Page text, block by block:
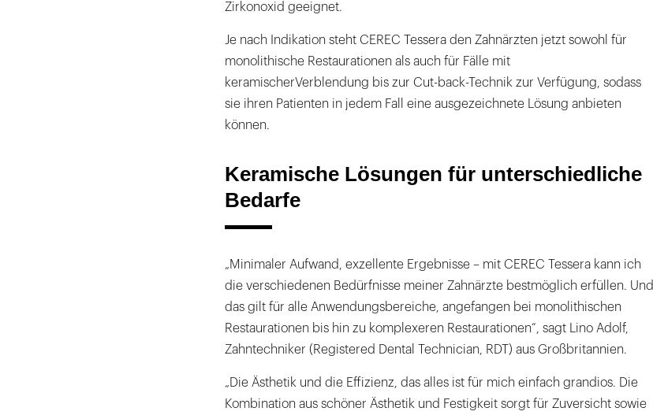
Zirkonoxid geeignet.
Je nach Indikation steht CEREC Tessera den Zahnärzten jetzt sowohl für
monolithische Restaurationen als auch für Fälle mit
keramischerVerblendung bis zur Cut-back-Technik zur Verfügung, sodass
sie ihren Patienten in jedem Fall eine ausgezeichnete Lösung anbieten
können.
Keramische Lösungen für unterschiedliche
Bedarfe
„Minimaler Aufwand, exzellente Ergebnisse – mit CEREC Tessera kann ich
die verschiedenen Bedürfnisse meiner Zahnärzte bestmöglich erfüllen. Und
das gilt für alle Anwendungsbereiche, angefangen bei monolithischen
Restaurationen bis hin zu komplexeren Restaurationen“, sagt Lino Adolf,
Zahntechniker (Registered Dental Technician, RDT) aus Großbritannien.
„Die Ästhetik und die Effizienz, das alles ist für mich einfach grandios. Die
Kombination aus schöner Ästhetik und Festigkeit sorgt für Zuversicht sowie